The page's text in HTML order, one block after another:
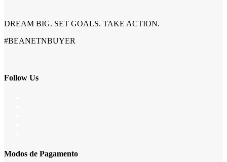
DREAM BIG. SET GOALS. TAKE ACTION.
#BEANETNBUYER
Follow Us
Modos de Pagamento